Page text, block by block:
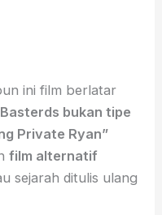
ini film berlatar
bukan tipe
Private Ryan”
film alternatif
sejarah ditulis ulang